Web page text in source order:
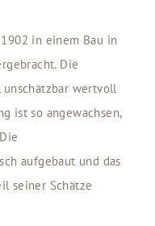
in einem Bau in
Die
unschätzbar wertvoll
ist so angewachsen,
aufgebaut und das
seiner Schätze